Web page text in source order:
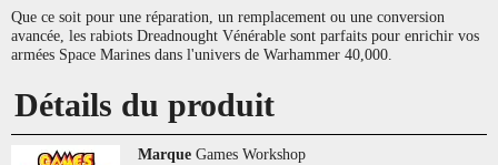
Que ce soit pour une réparation, un remplacement ou une conversion
avancée, les rabiots Dreadnought Vénérable sont parfaits pour enrichir vos
armées Space Marines dans l'univers de Warhammer 40,000.
Détails du produit
Marque Games Workshop